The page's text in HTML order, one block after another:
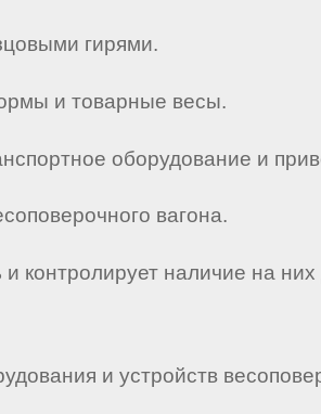
гирями.
и товарные весы.
оборудование и
вагона.
наличие на
и устройств